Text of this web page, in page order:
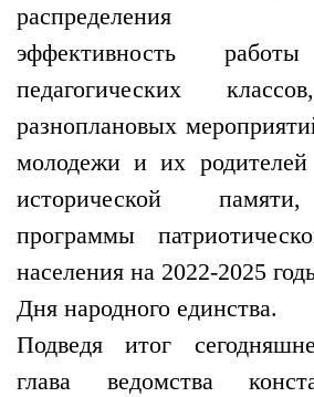
распределения
эффективность
педагогических
разноплановых
молодежи и их
исторической
программы
населения на 2022-2025
Дня народного единства.
Подведя итог
глава ведомства